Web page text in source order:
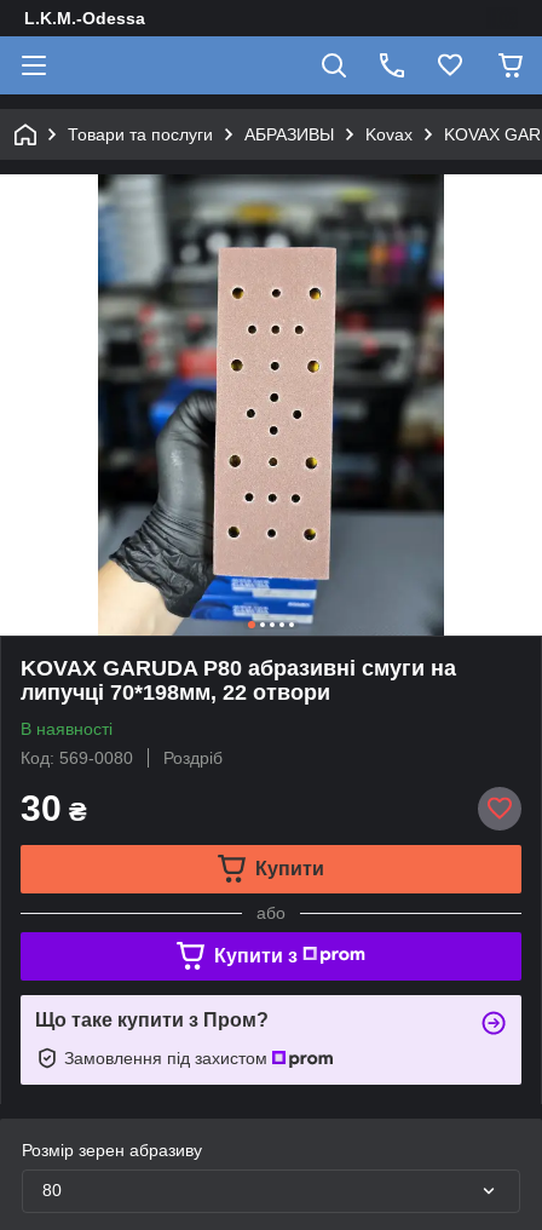
L.K.M.-Odessa
Товари та послуги АБРАЗИВЫ Kovax KOVAX
KOVAX GARUDA P80 абразивні смуги на
липучці 70*198мм, 22 отвори
В наявності
Код: 569-0080
Роздріб
30 ₴
Купити
або
Купити з
Що таке купити з Пром?
Замовлення під захистом
Розмір зерен абразиву
80